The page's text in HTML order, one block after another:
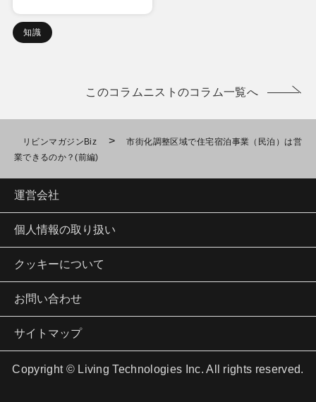
知識
このコラムニストのコラム一覧へ
リビンマガジンBiz >
市街化調整区域で住宅宿泊事業（民泊）は営
業できるのか？(前編)
運営会社
個人情報の取り扱い
クッキーについて
お問い合わせ
サイトマップ
Copyright © Living Technologies Inc. All rights reserved.